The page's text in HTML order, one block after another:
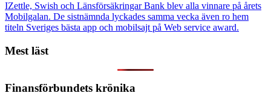
IZettle, Swish och Länsförsäkringar Bank blev alla vinnare på årets
Mobilgalan. De sistnämnda lyckades samma vecka även ro hem
titeln Sveriges bästa app och mobilsajt på Web service award.
Mest läst
Finansförbundets krönika